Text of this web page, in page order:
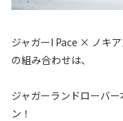
ジャガーI Pace × ノキ
の組み合わせは、
ジャガーランドローバ
ン！